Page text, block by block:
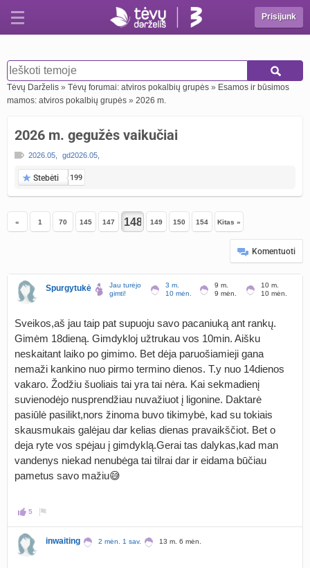
Prisijunk
Tėvų Darželis » Tėvų forumai: atviros pokalbių grupės » Esamos ir būsimos
mamos: atviros pokalbių grupės » 2026 m.
2026 m. gegužės vaikučiai
2026.05 gd2026.05
Stebėti 199
« 1 70 145 147 149 150 154 Kitas »
Komentuoti
Spurgytukė
Jau turėjo
gimti!
3 m.
10 mėn.
9 m.
9 mėn.
10 m.
10 mėn.
Sveikos,aš jau taip pat supuoju savo pacaniuką ant rankų.
Gimėm 18dieną. Gimdykloj užtrukau vos 10min. Aišku
neskaitant laiko po gimimo. Bet dėja paruošiamieji gana
nemaži kankino nuo pirmo termino dienos. T.y nuo 14dienos
vakaro. Žodžiu šuoliais tai yra tai nėra. Kai sekmadienį
suvienodėjo nusprendžiau nuvažiuot į ligonine. Daktarė
pasiūlė pasilikt,nors žinoma buvo tikimybė, kad su tokiais
skausmukais galėjau dar kelias dienas pravaikščiot. Bet o
deja ryte vos spėjau į gimdyklą.Gerai tas dalykas,kad man
vandenys niekad nenubėga tai tilrai dar ir eidama būčiau
pametus savo mažiu😅
5
inwaiting 2 mėn. 1 sav. 13 m. 6 mėn.